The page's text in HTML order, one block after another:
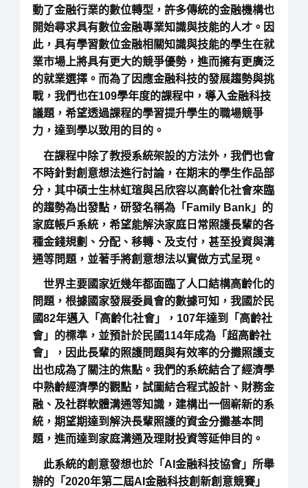
動了金融行業的數位轉型，許多傳統的金融機構也
開始尋求具有數位金融專業知識與技能的人才。因
此，具有學習數位金融相關知識與技能的學生在就
業市場上將具有更大的競爭優勢，進而擁有更廣泛
的就業選擇。而為了因應金融科技的發展趨勢與挑
戰，我們也在109學年度的課程中，導入金融科技
議題，希望透過課程的學習提升學生的職場競爭
力，達到學以致用的目的。
在課程中除了教授系統架設的方法外，我們也會
不時針對創意想法進行討論，在期末的學生作品部
分，其中碩士生林虹瑄與呂欣容以高齡化社會來臨
的趨勢為出發點，研發名稱為「Family Bank」的
家庭帳戶系統，希望能解決家庭日常照護長輩的各
種金錢規劃、分配、移轉、及支付，甚至投資與溝
通等問題，並著手將創意想法以實做方式呈現。
世界主要國家近幾年都面臨了人口結構高齡化的
問題，根據國家發展委員會的數據可知，我國於民
國82年邁入「高齡化社會」，107年達到「高齡社
會」的標準，並預計於民國114年成為「超高齡社
會」，因此長輩的照護問題與有效率的分攤照護支
出也成為了關注的焦點。我們的系統結合了經濟學
中熟齡經濟學的觀點，試圖結合程式設計、財務金
融、及社群軟體溝通等知識，建構出一個嶄新的系
統，期望期達到解決長輩照護的資金分攤基本問
題，進而達到家庭溝通及理財投資等延伸目的。
此系統的創意發想也於「AI金融科技協會」所舉
辦的「2020年第二屆AI金融科技創新創意競賽」